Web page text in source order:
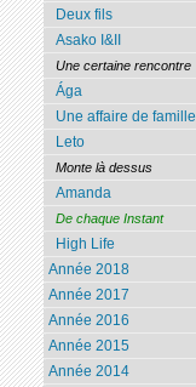
Deux fils
Asako I&II
Une certaine rencontre
Ága
Une affaire de famille
Leto
Monte là dessus
Amanda
De chaque Instant
High Life
Année 2018
Année 2017
Année 2016
Année 2015
Année 2014